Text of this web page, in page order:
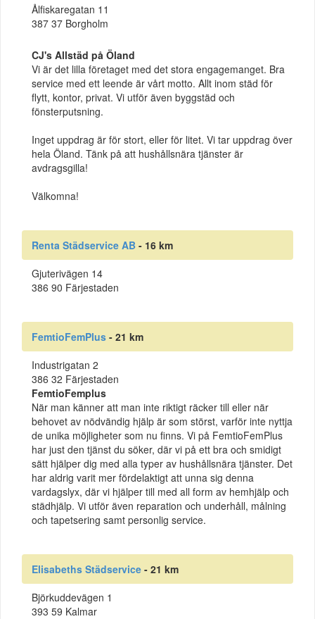
Ålfiskaregatan 11
387 37 Borgholm
CJ's Allstäd på Öland
Vi är det lilla företaget med det stora engagemanget. Bra
service med ett leende är vårt motto. Allt inom städ för
flytt, kontor, privat. Vi utför även byggstäd och
fönsterputsning.
Inget uppdrag är för stort, eller för litet. Vi tar uppdrag över
hela Öland. Tänk på att hushållsnära tjänster är
avdragsgilla!
Välkomna!
Renta Städservice AB - 16 km
Gjuterivägen 14
386 90 Färjestaden
FemtioFemPlus - 21 km
Industrigatan 2
386 32 Färjestaden
FemtioFemplus
När man känner att man inte riktigt räcker till eller när
behovet av nödvändig hjälp är som störst, varför inte nyttja
de unika möjligheter som nu finns. Vi på FemtioFemPlus
har just den tjänst du söker, där vi på ett bra och smidigt
sätt hjälper dig med alla typer av hushållsnära tjänster. Det
har aldrig varit mer fördelaktigt att unna sig denna
vardagslyx, där vi hjälper till med all form av hemhjälp och
städhjälp. Vi utför även reparation och underhåll, målning
och tapetsering samt personlig service.
Elisabeths Städservice - 21 km
Björkuddevägen 1
393 59 Kalmar